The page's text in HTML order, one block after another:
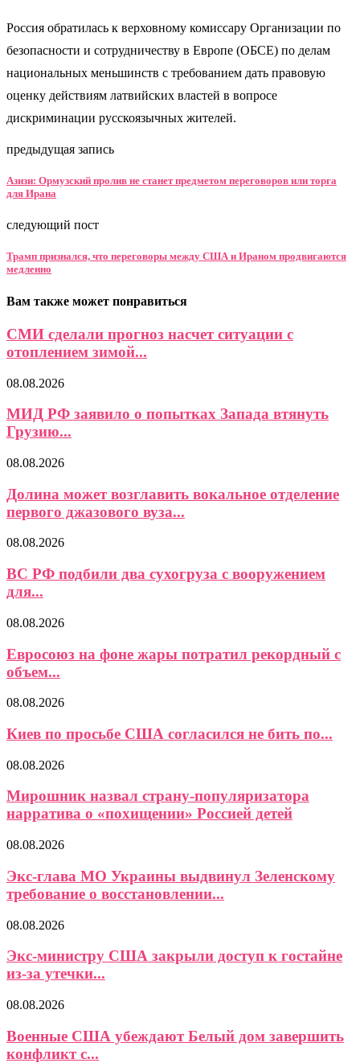
Россия обратилась к верховному комиссару Организации по
безопасности и сотрудничеству в Европе (ОБСЕ) по делам
национальных меньшинств с требованием дать правовую
оценку действиям латвийских властей в вопросе
дискриминации русскоязычных жителей.
предыдущая запись
Азизи: Ормузский пролив не станет предметом переговоров или торга
для Ирана
следующий пост
Трамп признался, что переговоры между США и Ираном продвигаются
медленно
Вам также может понравиться
СМИ сделали прогноз насчет ситуации с
отоплением зимой...
08.08.2026
МИД РФ заявило о попытках Запада втянуть
Грузию...
08.08.2026
Долина может возглавить вокальное отделение
первого джазового вуза...
08.08.2026
ВС РФ подбили два сухогруза с вооружением
для...
08.08.2026
Евросоюз на фоне жары потратил рекордный с
объем...
08.08.2026
Киев по просьбе США согласился не бить по...
08.08.2026
Мирошник назвал страну-популяризатора
нарратива о «похищении» Россией детей
08.08.2026
Экс-глава МО Украины выдвинул Зеленскому
требование о восстановлении...
08.08.2026
Экс-министру США закрыли доступ к гостайне
из-за утечки...
08.08.2026
Военные США убеждают Белый дом завершить
конфликт с...